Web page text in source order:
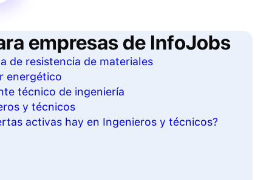
empresas de InfoJobs
de resistencia de materiales
energético
técnico de ingeniería
y técnicos
activas hay en Ingenieros y técnicos?